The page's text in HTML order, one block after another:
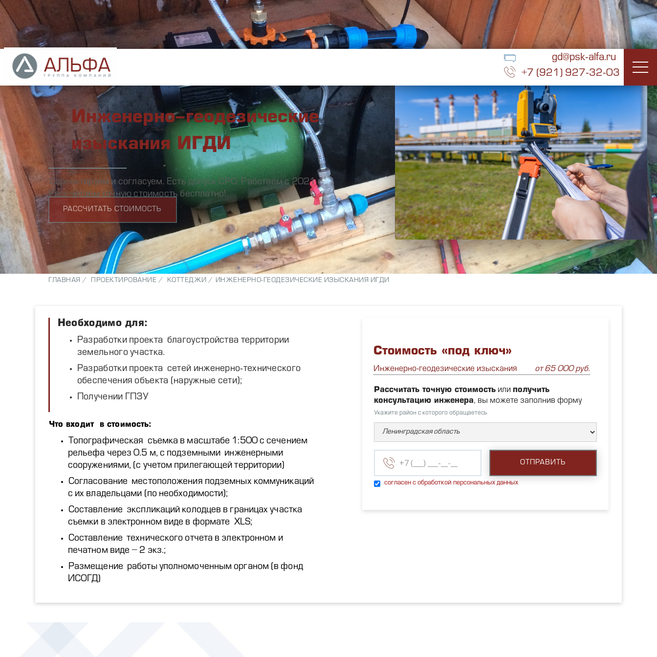
Инженерно-геодезические
изыскания ИГДИ
Спроектируем и согласуем. Есть допуск СРО. Работаем с 2021 г.
Рассчитаем точную стоимость бесплатно!
РАССЧИТАТЬ СТОИМОСТЬ
Инженерно-геодезические изыскания ИГДИ
+7 (921) 927-32-03
gd@psk-alfa.ru
ГЛАВНАЯ / ПРОЕКТИРОВАНИЕ / КОТТЕДЖИ / ИНЖЕНЕРНО-ГЕОДЕЗИЧЕСКИЕ ИЗЫСКАНИЯ ИГДИ
Необходимо для:
Разработки проекта благоустройства территории
земельного участка.
Разработки проекта сетей инженерно-технического
обеспечения объекта (наружные сети);
Получении ГПЗУ
Что входит в стоимость:
Топографическая съемка в масштабе 1:500 с сечением
рельефа через 0.5 м, с подземными инженерными
сооружениями, (с учетом прилегающей территории)
Согласование местоположения подземных коммуникаций
с их владельцами (по необходимости);
Составление экспликаций колодцев в границах участка
съемки в электронном виде в формате XLS;
Составление технического отчета в электронном и
печатном виде – 2 экз.;
Размещение работы уполномоченным органом (в фонд
ИСОГД)
Стоимость «под ключ»
Инженерно-геодезические изыскания от 65 000 руб.
Рассчитать точную стоимостьили получить
консультацию инженера, вы можете заполнив форму
Укажите район с которого обращаетесь
согласен с обработкой персональных данных